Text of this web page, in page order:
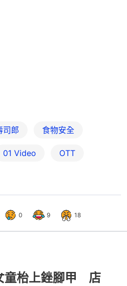
司郎 食物安全
01 Video OTT
0 9 18
童枱上銼腳甲 店